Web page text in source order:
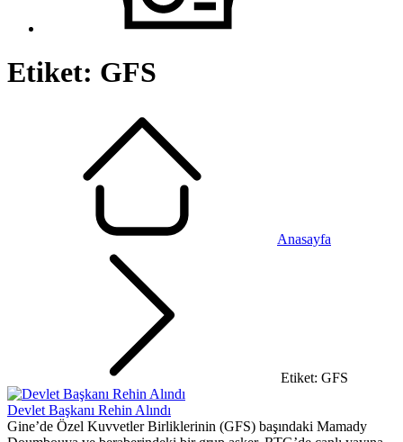
Etiket: GFS
Anasayfa
Etiket: GFS
Devlet Başkanı Rehin Alındı
Gine’de Özel Kuvvetler Birliklerinin (GFS) başındaki Mamady